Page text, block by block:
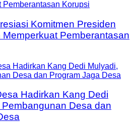
Komitmen Presiden
Memperkuat Pemberantasan
Hadirkan Kang Dedi
Desa dan